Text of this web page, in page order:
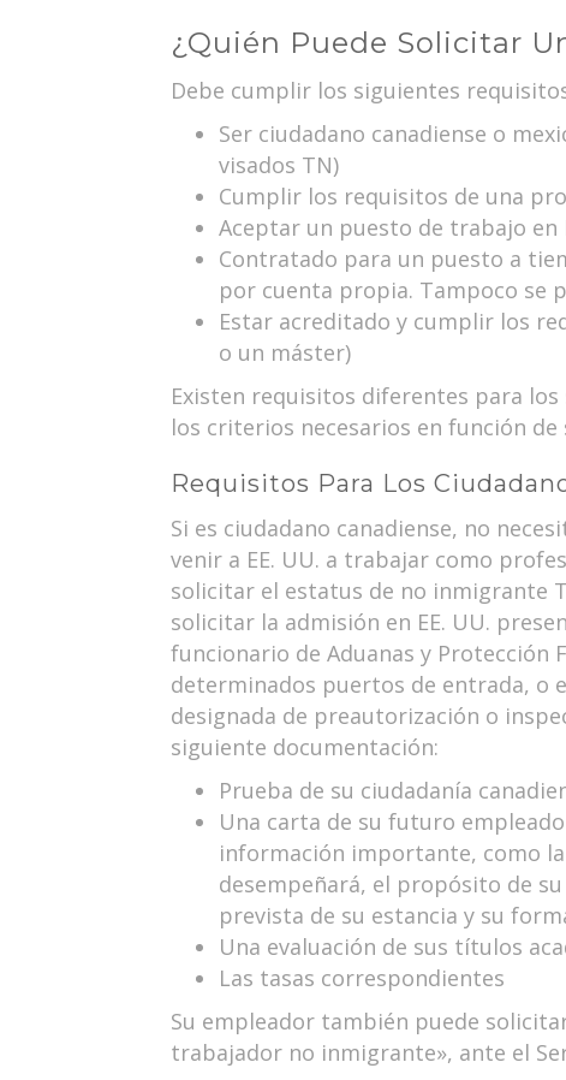
¿Quién Puede Solicitar
Debe cumplir los siguientes
Ser ciudadano canadiense o
visados TN)
Cumplir los requisitos de una
Aceptar un puesto de trabajo en
Contratado para un puesto a
por cuenta propia. Tampoco se
Estar acreditado y cumplir los
o un máster)
Existen requisitos diferentes para los
los criterios necesarios en función de
Requisitos Para Los
Si es ciudadano canadiense, no
venir a EE. UU. a trabajar como
solicitar el estatus de no inmigrante
solicitar la admisión en EE. UU.
funcionario de Aduanas y Protección
determinados puertos de entrada, o
designada de preautorización o
siguiente documentación:
Prueba de su ciudadanía
Una carta de su futuro
información importante, como
desempeñará, el propósito de
prevista de su estancia y su
Una evaluación de sus títulos
Las tasas correspondientes
Su empleador también puede
trabajador no inmigrante», ante el